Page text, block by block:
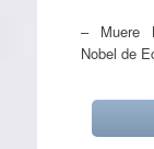
– Muere
Nobel de